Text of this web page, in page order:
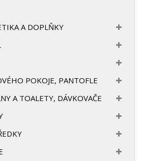
A DOPLŇKY
POKOJE, PANTOFLE
A TOALETY, DÁVKOVAČE